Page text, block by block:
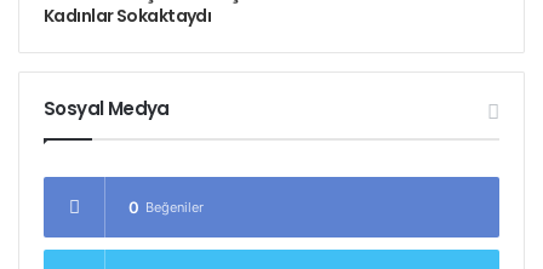
Kadınlar Sokaktaydı
Sosyal Medya
0 Beğeniler